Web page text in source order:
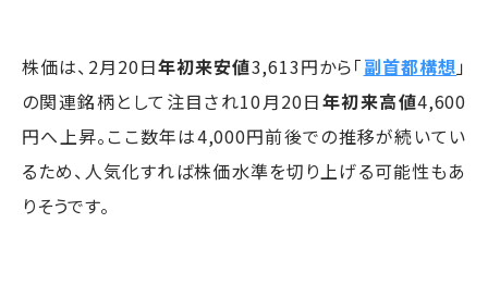
株価は、2月20日年初来安値3,613円から「副首都構想 」
の関連銘柄として注目され10月20日年初来高値4,600
円へ上昇。ここ数年は4,000円前後での推移が続いてい
るため、人気化すれば株価水準を切り上げる可能性もあ
りそうです。